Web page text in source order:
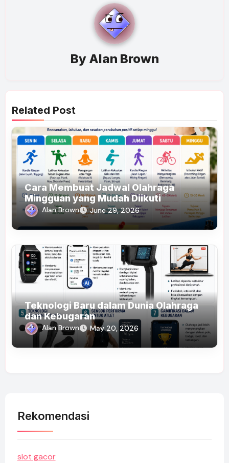
By Alan Brown
Related Post
Cara Membuat Jadwal Olahraga
Mingguan yang Mudah Diikuti
Alan Brown June 29, 2026
Teknologi Baru dalam Dunia Olahraga
dan Kebugaran
Alan Brown May 20, 2026
Rekomendasi
slot gacor